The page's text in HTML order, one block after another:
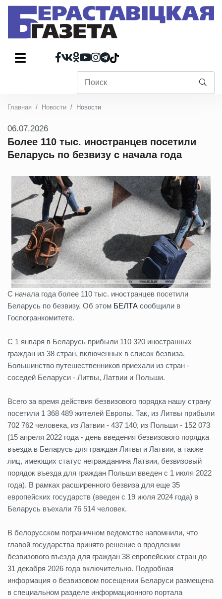
Главная Новости Новости
06.07.2026
Более 110 тыс. иностранцев посетили
Беларусь по безвизу с начала года
С начала года более 110 тыс. иностранцев посетили
Беларусь по безвизу. Об этом БЕЛТА сообщили в
Госпогранкомитете.
С 1 января в Беларусь прибыли 110 320 иностранных
граждан из 38 стран, включенных в список безвиза.
Большинство путешественников приехали из стран -
соседей Беларуси - Литвы, Латвии и Польши.
Всего за время действия безвизового порядка нашу страну
посетили 1 368 489 жителей Европы. Так, из Литвы прибыли
702 762 человека, из Латвии - 437 140, из Польши - 152 073
(15 апреля 2022 года - день введения безвизового порядка
въезда в Беларусь для граждан Литвы и Латвии, а также
лиц, имеющих статус негражданина Латвии, безвизовый
порядок въезда для граждан Польши введен с 1 июля 2022
года). В рамках расширенного безвиза для еще 35
европейских государств (введен с 19 июля 2024 года) в
Беларусь въехали 76 514 человек.
В белорусском пограничном ведомстве напомнили, что
главой государства принято решение о продлении
безвизового въезда для граждан 38 европейских стран до
31 декабря 2026 года включительно. Подробная
информация о безвизовом посещении Беларуси размещена
в специальном разделе информационного портала